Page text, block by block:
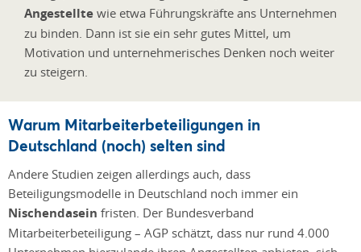
Angestellte wie etwa Führungskräfte ans Unternehmen
zu binden. Dann ist sie ein sehr gutes Mittel, um
Motivation und unternehmerisches Denken noch weiter
zu steigern.
Warum Mitarbeiterbeteiligungen in
Deutschland (noch) selten sind
Andere Studien zeigen allerdings auch, dass
Beteiligungsmodelle in Deutschland noch immer ein
Nischendasein fristen. Der Bundesverband
Mitarbeiterbeteiligung – AGP schätzt, dass nur rund 4.000